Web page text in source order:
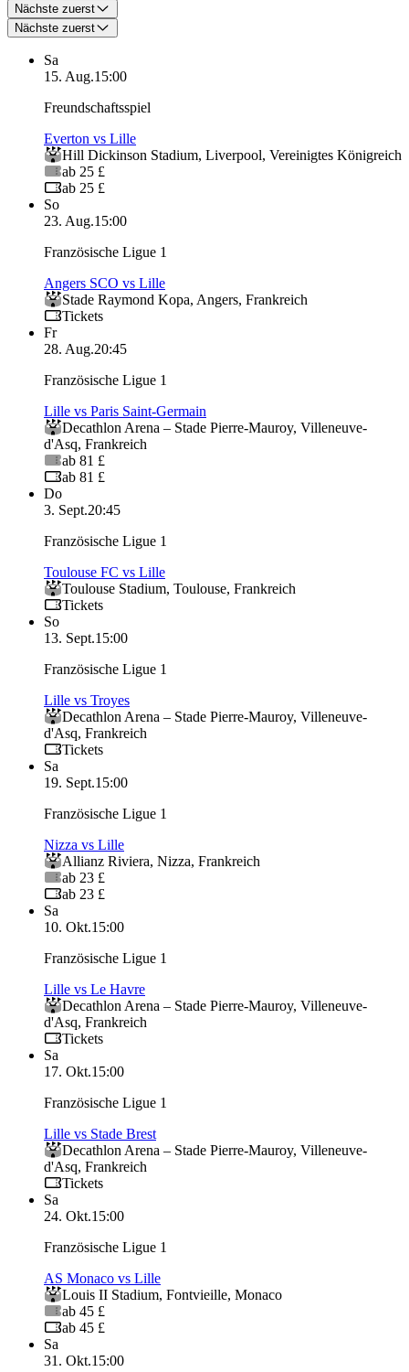
Nächste zuerst
Nächste zuerst
Sa
15. Aug.15:00
Freundschaftsspiel
Everton vs Lille
Hill Dickinson Stadium, Liverpool, Vereinigtes Königreich
ab 25 £
ab 25 £
So
23. Aug.15:00
Französische Ligue 1
Angers SCO vs Lille
Stade Raymond Kopa, Angers, Frankreich
Tickets
Fr
28. Aug.20:45
Französische Ligue 1
Lille vs Paris Saint-Germain
Decathlon Arena – Stade Pierre‑Mauroy, Villeneuve-
d'Asq, Frankreich
ab 81 £
ab 81 £
Do
3. Sept.20:45
Französische Ligue 1
Toulouse FC vs Lille
Toulouse Stadium, Toulouse, Frankreich
Tickets
So
13. Sept.15:00
Französische Ligue 1
Lille vs Troyes
Decathlon Arena – Stade Pierre‑Mauroy, Villeneuve-
d'Asq, Frankreich
Tickets
Sa
19. Sept.15:00
Französische Ligue 1
Nizza vs Lille
Allianz Riviera, Nizza, Frankreich
ab 23 £
ab 23 £
Sa
10. Okt.15:00
Französische Ligue 1
Lille vs Le Havre
Decathlon Arena – Stade Pierre‑Mauroy, Villeneuve-
d'Asq, Frankreich
Tickets
Sa
17. Okt.15:00
Französische Ligue 1
Lille vs Stade Brest
Decathlon Arena – Stade Pierre‑Mauroy, Villeneuve-
d'Asq, Frankreich
Tickets
Sa
24. Okt.15:00
Französische Ligue 1
AS Monaco vs Lille
Louis II Stadium, Fontvieille, Monaco
ab 45 £
ab 45 £
Sa
31. Okt.15:00